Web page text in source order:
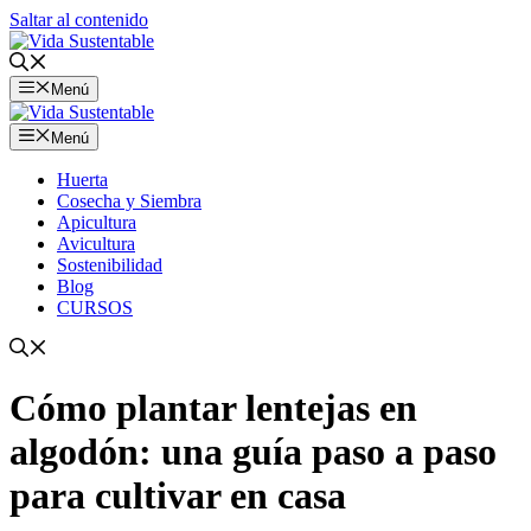
Saltar al contenido
Menú
Menú
Huerta
Cosecha y Siembra
Apicultura
Avicultura
Sostenibilidad
Blog
CURSOS
Cómo plantar lentejas en
algodón: una guía paso a paso
para cultivar en casa